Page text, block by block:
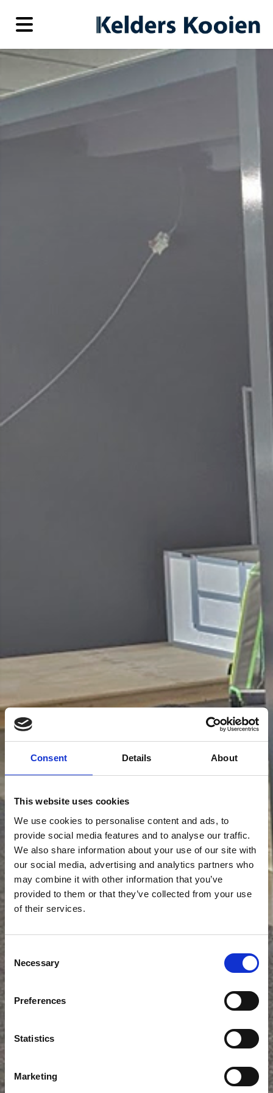
Consent Details About
This website uses cookies
We use cookies to personalise content and ads, to
provide social media features and to analyse our traffic.
We also share information about your use of our site with
our social media, advertising and analytics partners who
may combine it with other information that you’ve
provided to them or that they’ve collected from your use
of their services.
Selection
Necessary
Preferences
Statistics
Marketing
In het kort